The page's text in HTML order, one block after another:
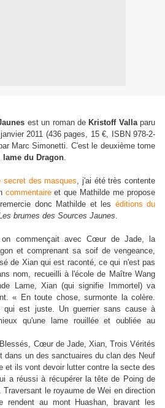
est un roman de Kristoff Vallaparu
2011 (436 pages, 15 €, ISBN 978-2-
Marc Simonetti. C'est le deuxième tome
du Dragon.
secret des masques, j'ai été très contente
commentaireet que Mathilde me propose
donc Mathilde et les éditions du
brumes des Sources Jaunes.
commençait avec Cœur de Jade, la
et comprenant sa soif de vengeance,
de Xian qui est raconté, ce qui n'est pas
nom, recueilli à l'école de Maître Wang
Lame, Xian (qui signifie Immortel) va
« En toute chose, surmonte la colère.
qui est juste. Un guerrier sans cause à
qu'une lame rouillée et oubliée au
Cœur de Jade, Xian, Trois Vérités
dans un des sanctuaires du clan des Neuf
et ils vont devoir lutter contre la secte des
a réussi à récupérer la tête de Poing de
le royaume de Wei en direction
au mont Huashan, bravant les